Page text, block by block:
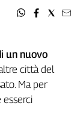
un nuovo
città del
Ma per